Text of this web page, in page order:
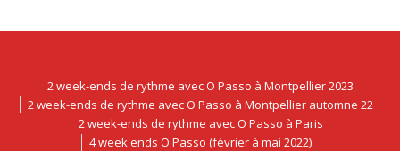
2 week-ends de rythme avec O Passo à Montpellier 2023
2 week-ends de rythme avec O Passo à Montpellier automne 22
2 week-ends de rythme avec O Passo à Paris
4 week ends O Passo (février à mai 2022)